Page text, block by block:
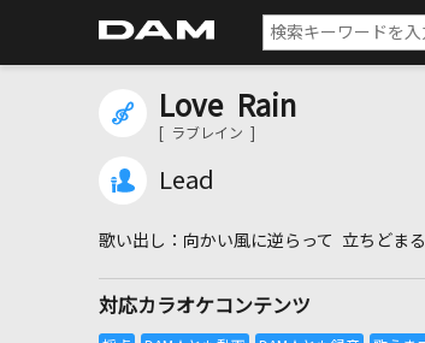
Love Rain
[ ラブレイン ]
Lead
向かい風に逆らって 立ちどまる
対応カラオケコンテンツ